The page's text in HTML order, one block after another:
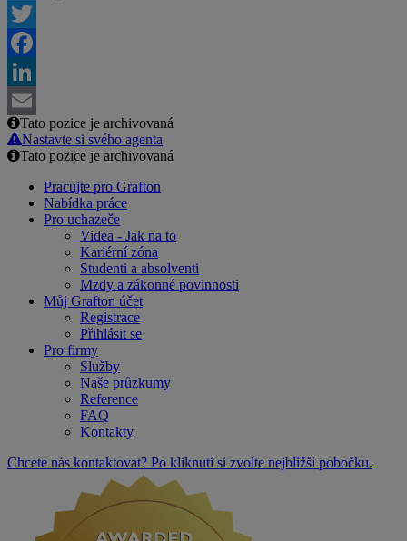
Twitter
Facebook
LinkedIn
Email
Tato pozice je archivovaná
Nastavte si svého agenta
Tato pozice je archivovaná
Pracujte pro Grafton
Nabídka práce
Pro uchazeče
Videa - Jak na to
Kariérní zóna
Studenti a absolventi
Mzdy a zákonné povinnosti
Můj Grafton účet
Registrace
Přihlásit se
Pro firmy
Služby
Naše průzkumy
Reference
FAQ
Kontakty
Chcete nás kontaktovat? Po kliknutí si zvolte nejbližší pobočku.